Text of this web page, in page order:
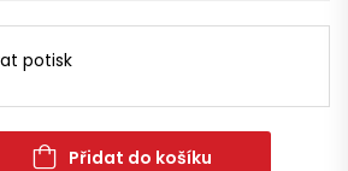
potisk
Přidat do košíku